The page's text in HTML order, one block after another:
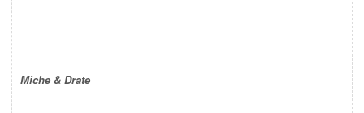
Miche & Drate